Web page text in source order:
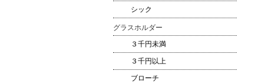
シック
グラスホルダー
３千円未満
３千円以上
ブローチ